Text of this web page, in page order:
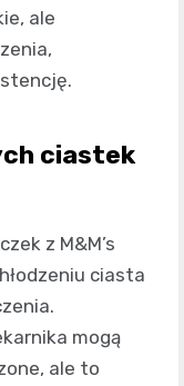
ale
ciastek
z M&M’s
ciasta
mogą
ale to